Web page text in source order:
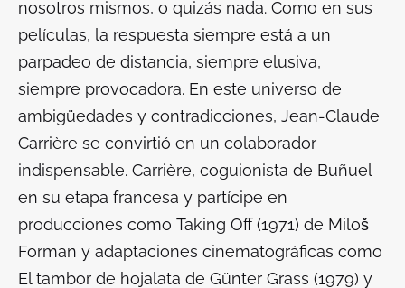
nosotros mismos, o quizás nada. Como en sus
películas, la respuesta siempre está a un
parpadeo de distancia, siempre elusiva,
siempre provocadora. En este universo de
ambigüedades y contradicciones, Jean-Claude
Carrière se convirtió en un colaborador
indispensable. Carrière, coguionista de Buñuel
en su etapa francesa y partícipe en
producciones como Taking Off(1971) de Miloš
Forman y adaptaciones cinematográficas como
El tambor de hojalata de Günter Grass (1979) y